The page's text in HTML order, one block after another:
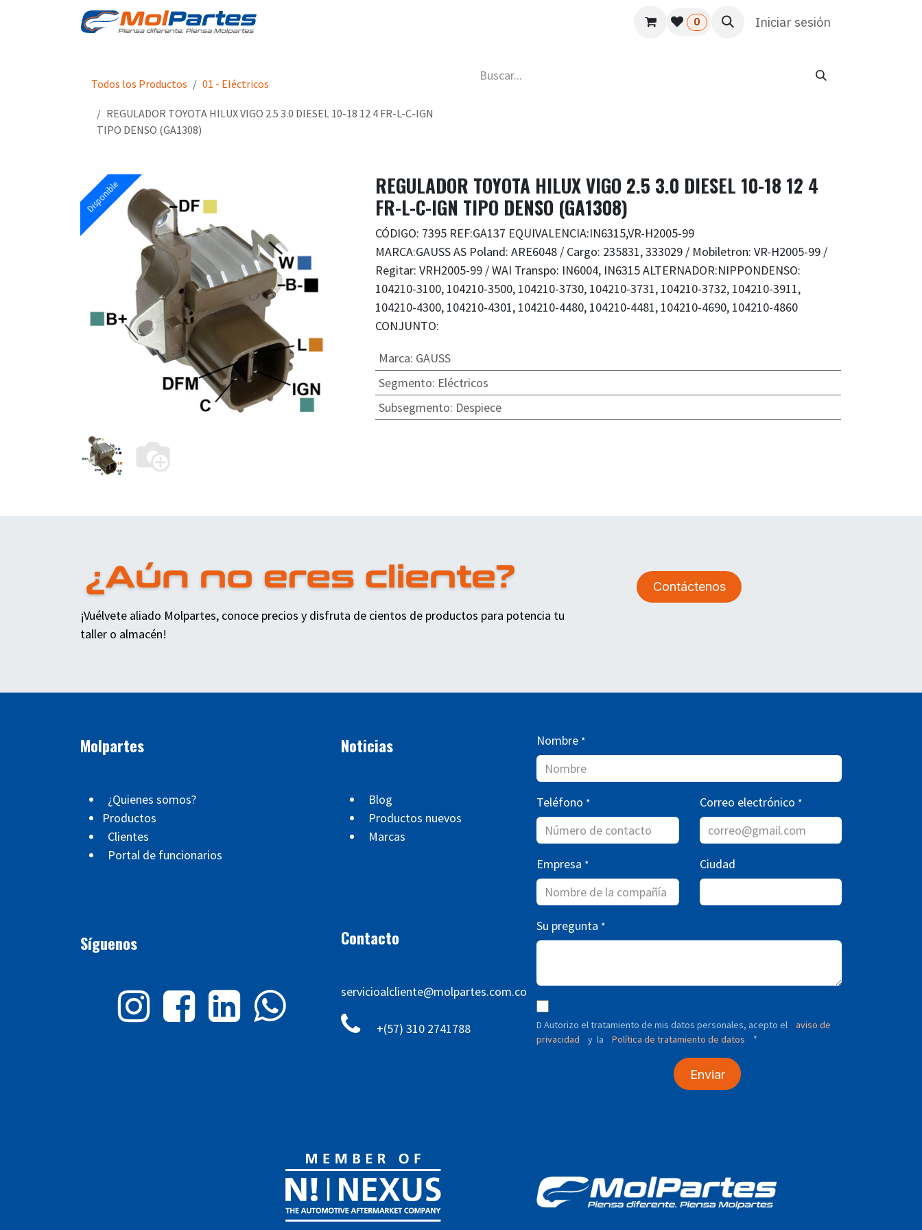
Usuario Atención al cliente HR
0 Iniciar sesión
Todos los Productos 01 - Eléctricos
REGULADOR TOYOTA HILUX VIGO 2.5 3.0 DIESEL 10-18 12 4 FR-L-C-IGN
TIPO DENSO (GA1308)
Disponible
Disponible
REGULADOR TOYOTA HILUX VIGO 2.5 3.0 DIESEL 10-18 12 4
FR-L-C-IGN TIPO DENSO (GA1308)
CÓDIGO: 7395 REF:GA137 EQUIVALENCIA:IN6315,VR-H2005-99
MARCA:GAUSS AS Poland: ARE6048 / Cargo: 235831, 333029 / Mobiletron: VR-H2005-99 /
Regitar: VRH2005-99 / WAI Transpo: IN6004, IN6315 ALTERNADOR:NIPPONDENSO:
104210-3100, 104210-3500, 104210-3730, 104210-3731, 104210-3732, 104210-3911,
104210-4300, 104210-4301, 104210-4480, 104210-4481, 104210-4690, 104210-4860
CONJUNTO:
Marca: GAUSS
Segmento: Eléctricos
Subsegmento: Despiece
¡Vuélvete aliado Molpartes, conoce precios y disfruta de cientos de productos para potencia tu
taller o almacén!
Contáctenos
Molpartes
¿Quienes somos?
Productos
Clientes
Portal de funcionarios
Síguenos
Noticias
Blog
Productos nuevos
Marcas
Contacto
servicioalcliente@molpartes.com.co
+(57) 310 2741788
Nombre *
Teléfono * Correo electrónico *
Empresa * Ciudad
Su pregunta *
D Autorizo ​​el tratamiento de mis datos personales, acepto el
aviso de
privacidad
y la Política de tratamiento de datos *
Enviar